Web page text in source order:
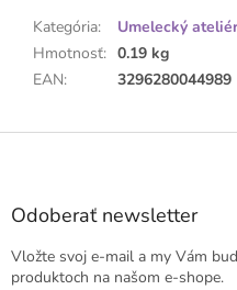
Kategória:
Umelecký ateliér
Hmotnosť: 0.19 kg
EAN: 3296280044989
Z
Odoberať newsletter
Vložte svoj e-mail a my Vám
produktoch na našom e-shope.